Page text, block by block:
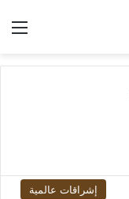
إشراقات عالمية